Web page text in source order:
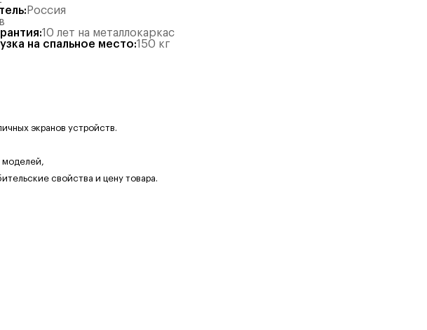
: Россия
:10 лет на металлокаркас
на спальное место:150 кг
экранов устройств.
моделей,
свойства и цену товара.